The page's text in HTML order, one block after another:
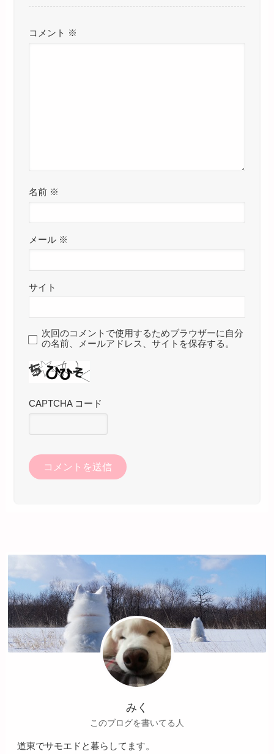
コメント ※
名前 ※
メール ※
サイト
次回のコメントで使用するためブラウザーに自分
の名前、メールアドレス、サイトを保存する。
CAPTCHA コード
みく
このブログを書いてる人
道東でサモエドと暮らしてます。